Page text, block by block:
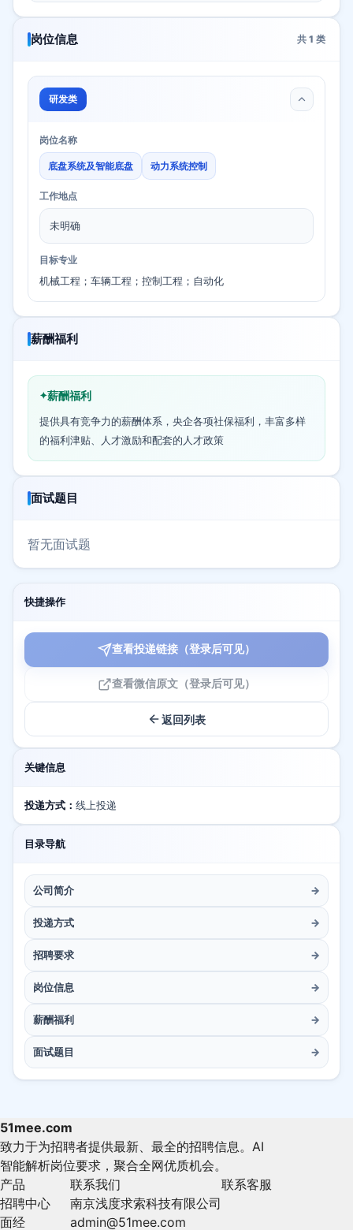
岗位信息 共 1 类
研发类
岗位名称
底盘系统及智能底盘 动力系统控制
工作地点
未明确
目标专业
机械工程；车辆工程；控制工程；自动化
薪酬福利
薪酬福利
提供具有竞争力的薪酬体系，央企各项社保福利，丰富多样
的福利津贴、人才激励和配套的人才政策
面试题目
暂无面试题
快捷操作
查看投递链接（登录后可见）
查看微信原文（登录后可见）
返回列表
关键信息
投递方式： 线上投递
目录导航
公司简介 →
投递方式 →
招聘要求 →
岗位信息 →
薪酬福利 →
面试题目 →
51mee.com
致力于为招聘者提供最新、最全的招聘信息。AI
智能解析岗位要求，聚合全网优质机会。
产品
招聘中心
面经
联系我们
南京浅度求索科技有限公司
admin@51mee.com
联系客服